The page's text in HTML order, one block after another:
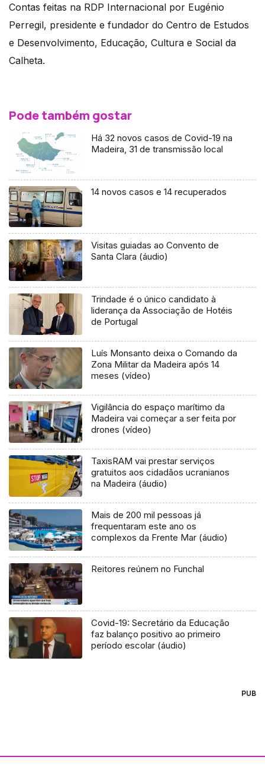
Contas feitas na RDP Internacional por Eugénio
Perregil, presidente e fundador do Centro de Estudos
e Desenvolvimento, Educação, Cultura e Social da
Calheta.
Pode também gostar
Há 32 novos casos de Covid-19 na
Madeira, 31 de transmissão local
14 novos casos e 14 recuperados
Visitas guiadas ao Convento de
Santa Clara (áudio)
Trindade é o único candidato à
liderança da Associação de Hotéis
de Portugal
Luís Monsanto deixa o Comando da
Zona Militar da Madeira após 14
meses (vídeo)
Vigilância do espaço marítimo da
Madeira vai começar a ser feita por
drones (vídeo)
TaxisRAM vai prestar serviços
gratuitos aos cidadãos ucranianos
na Madeira (áudio)
Mais de 200 mil pessoas já
frequentaram este ano os
complexos da Frente Mar (áudio)
Reitores reúnem no Funchal
Covid-19: Secretário da Educação
faz balanço positivo ao primeiro
período escolar (áudio)
PUB